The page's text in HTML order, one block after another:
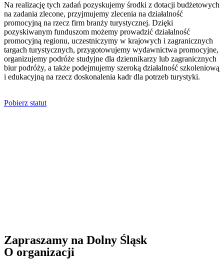
Na realizację tych zadań pozyskujemy środki z dotacji budżetowych
na zadania zlecone, przyjmujemy zlecenia na działalność
promocyjną na rzecz firm branży turystycznej. Dzięki
pozyskiwanym funduszom możemy prowadzić działalność
promocyjną regionu, uczestniczymy w krajowych i zagranicznych
targach turystycznych, przygotowujemy wydawnictwa promocyjne,
organizujemy podróże studyjne dla dziennikarzy lub zagranicznych
biur podróży, a także podejmujemy szeroką działalność szkoleniową
i edukacyjną na rzecz doskonalenia kadr dla potrzeb turystyki.
Pobierz statut
Zapraszamy na Dolny Śląsk
O organizacji